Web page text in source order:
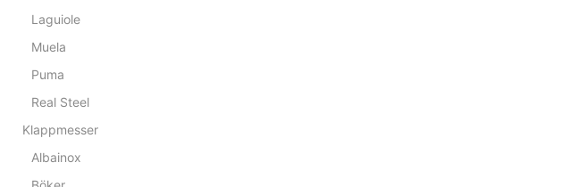
Laguiole
Muela
Puma
Real Steel
Klappmesser
Albainox